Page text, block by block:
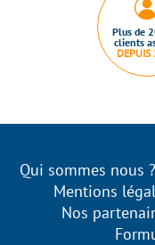
Plus de
clients
Qui sommes nous ?
Mentions
Nos